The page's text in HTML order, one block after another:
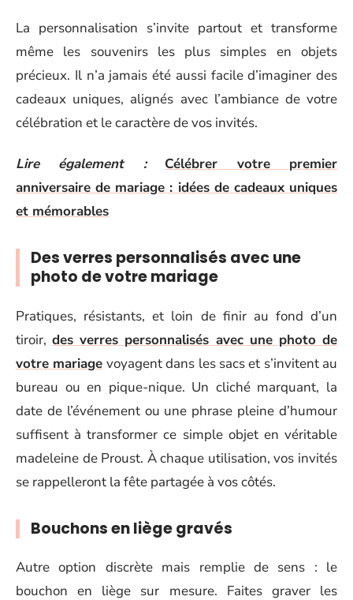
La personnalisation s’invite partout et transforme
même les souvenirs les plus simples en objets
précieux. Il n’a jamais été aussi facile d’imaginer des
cadeaux uniques, alignés avec l’ambiance de votre
célébration et le caractère de vos invités.
Lire également :
Célébrer votre premier
anniversaire de mariage : idées de cadeaux uniques
et mémorables
Des verres personnalisés avec une
photo de votre mariage
Pratiques, résistants, et loin de finir au fond d’un
tiroir,des verres personnalisés avec une photo de
votre mariage voyagent dans les sacs et s’invitent au
bureau ou en pique-nique. Un cliché marquant, la
date de l’événement ou une phrase pleine d’humour
suffisent à transformer ce simple objet en véritable
madeleine de Proust. À chaque utilisation, vos invités
se rappelleront la fête partagée à vos côtés.
Bouchons en liège gravés
Autre option discrète mais remplie de sens : le
bouchon en liège sur mesure. Faites graver les